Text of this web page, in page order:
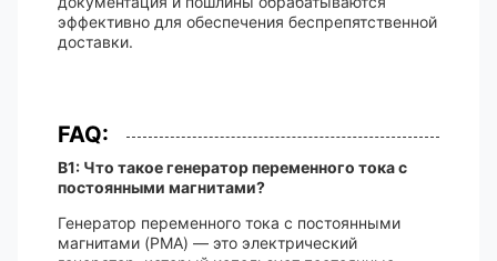
эффективно для обеспечения беспрепятственной
доставки.
FAQ:
В1: Что такое генератор переменного тока с
постоянными магнитами?
Генератор переменного тока с постоянными
магнитами (PMA) — это электрический